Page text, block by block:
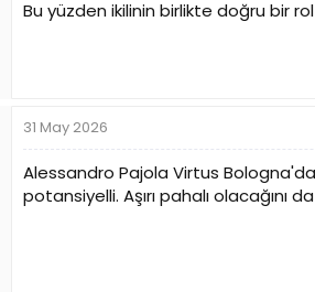
Bu yüzden ikilinin birlikte doğru bir
31 May 2026
Alessandro Pajola Virtus
potansiyelli. Aşırı pahalı olacağını